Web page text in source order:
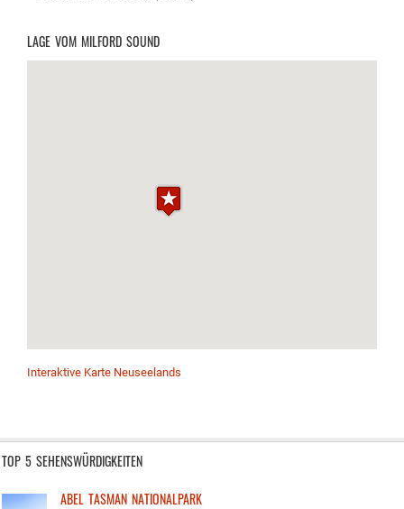
LAGE VOM MILFORD SOUND
Interaktive Karte Neuseelands
TOP 5 SEHENSWÜRDIGKEITEN
ABEL TASMAN NATIONALPARK